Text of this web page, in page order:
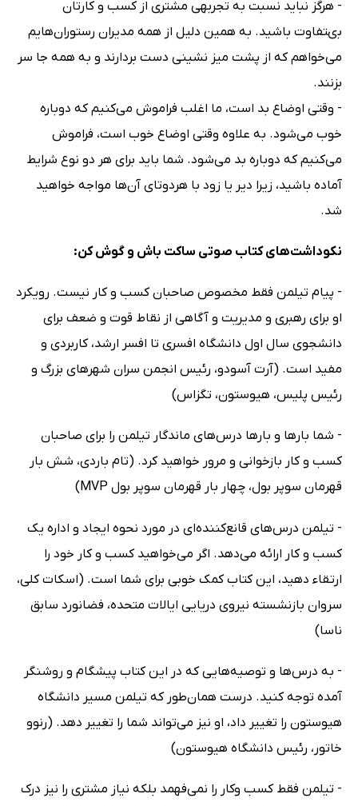
- هرگز نباید نسبت به تجربه‏ى مشترى از کسب و کارتان
بىتفاوت باشید. به همین دلیل از همه مدیران رستوران‏‌هایم
مى‌خواهم که از پشت میز نشینى دست بردارند و به همه جا سر
بزنند.
- وقتى اوضاع بد است، ما اغلب فراموش می‌کنیم که دوباره
خوب می‌شود. به علاوه وقتى اوضاع خوب است، فراموش
می‌کنیم که دوباره بد می‌شود. شما باید براى هر دو نوع شرایط
آماده باشید، زیرا دیر یا زود با هردوتاى آن‌ها مواجه خواهید
شد.
نکوداشت‌های کتاب صوتی ساکت باش و گوش کن:
- پیام تیلمن فقط مخصوص صاحبان کسب و کار نیست. رویکرد
او برای رهبرى و مدیریت و آگاهى از نقاط قوت و ضعف براى
دانشجوى سال اول دانشگاه افسرى تا افسر ارشد، کاربردى و
مفید است. (آرت آسودو، رئیس انجمن سران شهرهاى بزرگ و
رئیس پلیس، هیوستون، تگزاس)
- شما بارها و بارها درس‌هاى ماندگار تیلمن را براى صاحبان
کسب و کار بازخوانى و مرور خواهید کرد. (تام باردى، شش بار
قهرمان سوپر بول، چهار بار قهرمان سوپر بول MVP)
- تیلمن درس‌هاى قانع‌کننده‌اى در مورد نحوه ایجاد و اداره یک
کسب و کار ارائه مى‌دهد. اگر مى‌خواهید کسب و کار خود را
ارتقاء دهید، این کتاب کمک خوبى براى شما است. (اسکات کلى،
سروان بازنشسته نیروى دریایى ایالات متحده، فضانورد سابق
ناسا)
- به درس‌ها و توصیه‌هایى که در این کتاب پیشگام و روشنگر
آمده توجه کنید. درست همان‌طور که تیلمن مسیر دانشگاه
هیوستون را تغییر داد، او نیز مى‌تواند شما را تغییر دهد. (رنوو
خاتور، رئیس دانشگاه هیوستون)
- تیلمن فقط کسب وکار را نمى‌فهمد بلکه نیاز مشترى را نیز درک